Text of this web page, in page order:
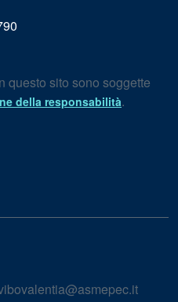
questo sito sono soggette
della responsabilità.